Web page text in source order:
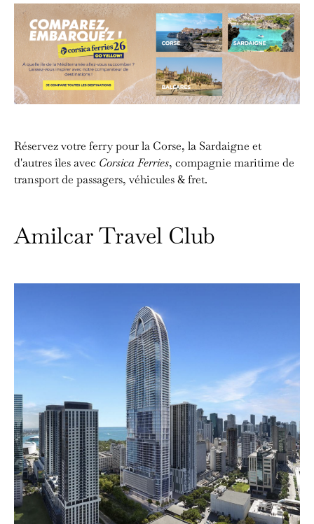
Réservez votre ferry pour la Corse, la Sardaigne et
d'autres îles avec Corsica Ferries, compagnie maritime de
transport de passagers, véhicules & fret.
Amilcar Travel Club